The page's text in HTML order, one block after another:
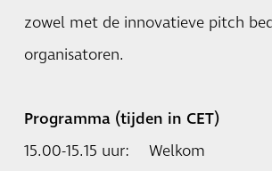
zowel met de innovatieve pitch
organisatoren.
Programma (tijden in CET)
15.00-15.15 uur: Welkom